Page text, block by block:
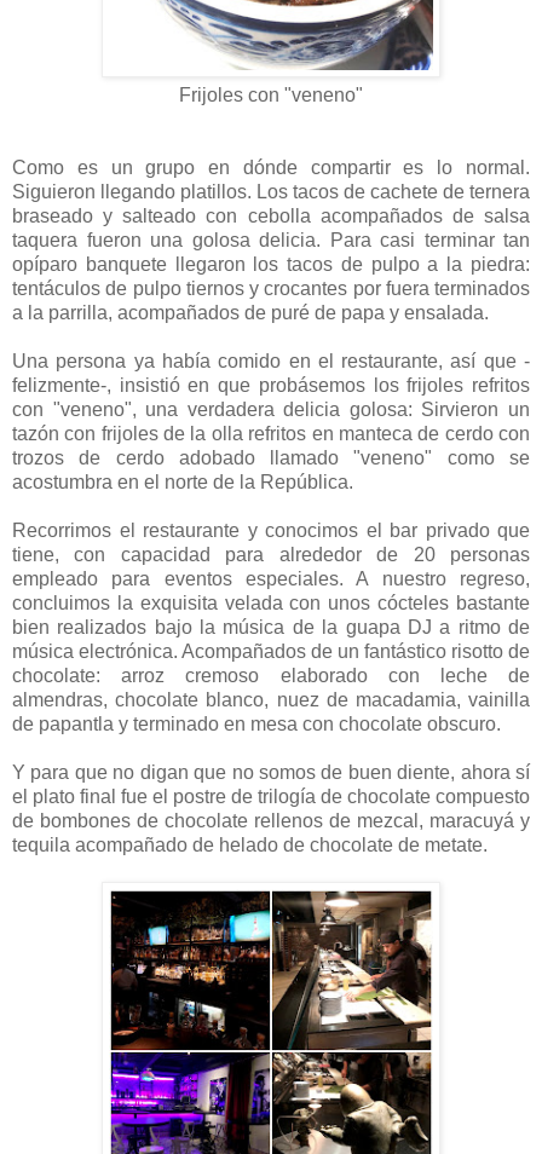
Frijoles con "veneno"
Como es un grupo en dónde compartir es lo normal.
Siguieron llegando platillos. Los tacos de cachete de ternera
braseado y salteado con cebolla acompañados de salsa
taquera fueron una golosa delicia. Para casi terminar tan
opíparo banquete llegaron los tacos de pulpo a la piedra:
tentáculos de pulpo tiernos y crocantes por fuera terminados
a la parrilla, acompañados de puré de papa y ensalada.
Una persona ya había comido en el restaurante, así que -
felizmente-, insistió en que probásemos los frijoles refritos
con "veneno", una verdadera delicia golosa: Sirvieron un
tazón con frijoles de la olla refritos en manteca de cerdo con
trozos de cerdo adobado llamado "veneno" como se
acostumbra en el norte de la República.
Recorrimos el restaurante y conocimos el bar privado que
tiene, con capacidad para alrededor de 20 personas
empleado para eventos especiales. A nuestro regreso,
concluimos la exquisita velada con unos cócteles bastante
bien realizados bajo la música de la guapa DJ a ritmo de
música electrónica. Acompañados de un fantástico risotto de
chocolate: arroz cremoso elaborado con leche de
almendras, chocolate blanco, nuez de macadamia, vainilla
de papantla y terminado en mesa con chocolate obscuro.
Y para que no digan que no somos de buen diente, ahora sí
el plato final fue el postre de trilogía de chocolate compuesto
de bombones de chocolate rellenos de mezcal, maracuyá y
tequila acompañado de helado de chocolate de metate.